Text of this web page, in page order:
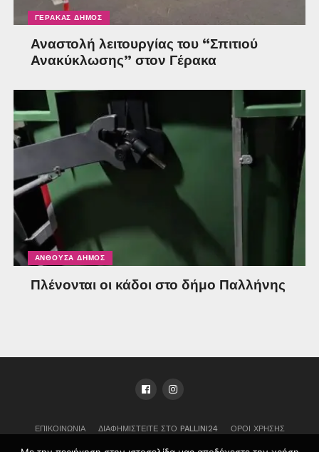
ΓΈΡΑΚΑΣ ΔΉΜΟΣ
Αναστολή λειτουργίας του “Σπιτιού
Ανακύκλωσης” στον Γέρακα
ΑΝΘΟΎΣΑ ΔΉΜΟΣ
Πλένονται οι κάδοι στο δήμο Παλλήνης
ΕΠΙΚΟΙΝΩΝΊΑ ΔΙΑΦΗΜΙΣΤΕΊΤΕ ΣΤΟ PALLINI24 ΌΡΟΙ ΧΡΉΣΗΣ